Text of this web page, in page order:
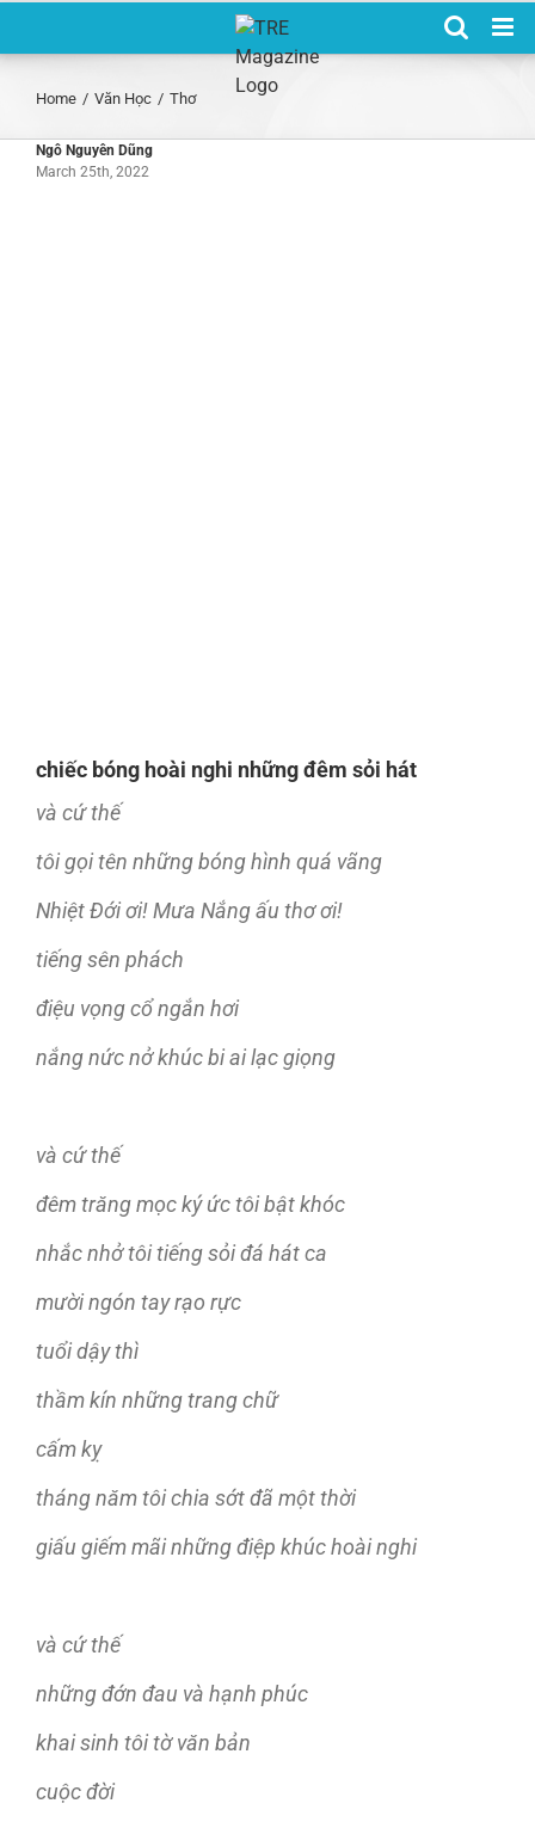
Home / Văn Học / Thơ
Ngô Nguyên Dũng
March 25th, 2022
chiếc bóng hoài nghi những đêm sỏi hát
và cứ thế
tôi gọi tên những bóng hình quá vãng
Nhiệt Ðới ơi! Mưa Nắng ấu thơ ơi!
tiếng sên phách
điệu vọng cổ ngắn hơi
nắng nức nở khúc bi ai lạc giọng
và cứ thế
đêm trăng mọc ký ức tôi bật khóc
nhắc nhở tôi tiếng sỏi đá hát ca
mười ngón tay rạo rực
tuổi dậy thì
thầm kín những trang chữ
cấm kỵ
tháng năm tôi chia sớt đã một thời
giấu giếm mãi những điệp khúc hoài nghi
và cứ thế
những đớn đau và hạnh phúc
khai sinh tôi tờ văn bản
cuộc đời